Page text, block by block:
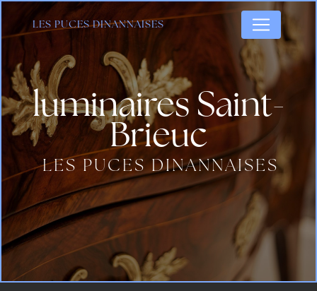
LES PUCES DINANNAISES
luminaires Saint-
Brieuc
LES PUCES DINANNAISES
Panneau de gestion des cookies